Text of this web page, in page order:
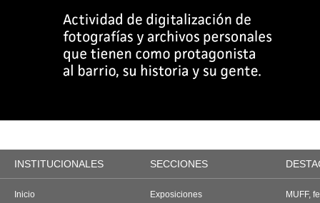
INSTITUCIONALES SECCIONES
Inicio
Exposiciones
MUFF,